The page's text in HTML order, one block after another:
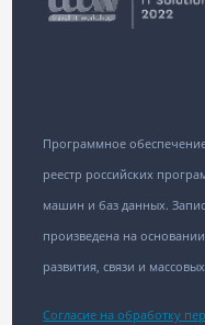
Программное
реестр российских
машин и баз данных.
произведена на
развития, связи и
Согласие на обработку